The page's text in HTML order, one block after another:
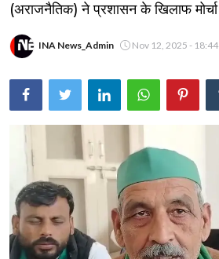
(अराजनैतिक) ने प्रशासन के खिलाफ मोर्चा
INA News_Admin Nov 12, 2025 - 18:44